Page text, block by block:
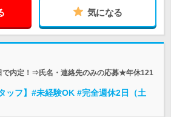
気になる
で内定！⇒氏名・連絡先のみの応募★年休121
ッフ】#未経験OK #完全週休2日（土